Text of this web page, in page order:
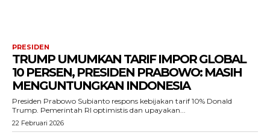
PRESIDEN
TRUMP UMUMKAN TARIF IMPOR GLOBAL
10 PERSEN, PRESIDEN PRABOWO: MASIH
MENGUNTUNGKAN INDONESIA
Presiden Prabowo Subianto respons kebijakan tarif 10% Donald
Trump. Pemerintah RI optimistis dan upayakan...
22 Februari 2026